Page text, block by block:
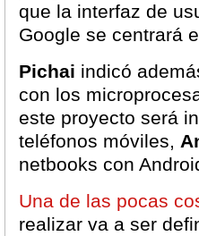
que la interfaz de
Google se centrará
Pichai indicó
con los
este proyecto será
teléfonos móviles,
netbooks con
Una de las pocas
realizar va a ser